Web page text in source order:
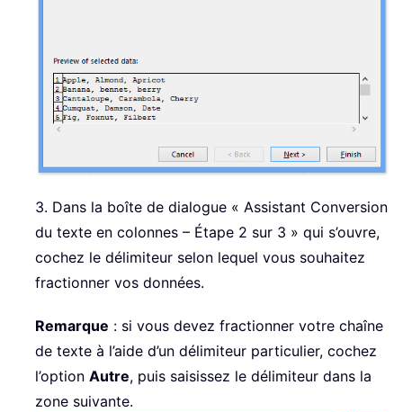
3. Dans la boîte de dialogue « Assistant Conversion
du texte en colonnes – Étape 2 sur 3 » qui s’ouvre,
cochez le délimiteur selon lequel vous souhaitez
fractionner vos données.
Remarque : si vous devez fractionner votre chaîne
de texte à l’aide d’un délimiteur particulier, cochez
l’option Autre, puis saisissez le délimiteur dans la
zone suivante.